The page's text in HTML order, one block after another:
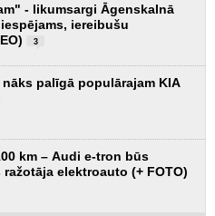
- likumsargi Āgenskalnā
iereibušu
3
palīgā populārajam KIA
km – Audi e-tron būs
elektroauto (+ FOTO)